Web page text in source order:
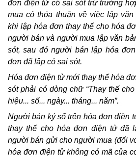
đơn điện tử có sai sót trừ trường
mua có thỏa thuận về việc lập
khi lập hóa đơn thay thế cho hóa
người bán và người mua lập văn
sót, sau đó người bán lập hóa
đơn đã lập có sai sót.
Hóa đơn điện tử mới thay thế hóa
sót phải có dòng chữ “Thay thế
hiệu... số... ngày... tháng... năm”.
Người bán ký số trên hóa đơn điện
thay thế cho hóa đơn điện tử đã
người bán gửi cho người mua (đối
hóa đơn điện tử không có mã của